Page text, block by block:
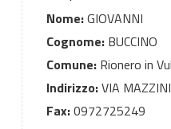
Nome:GIOVANNI
Cognome:BUCCINO
Comune:Rionero in
Indirizzo:VIA MAZZINI
Fax:0972725249